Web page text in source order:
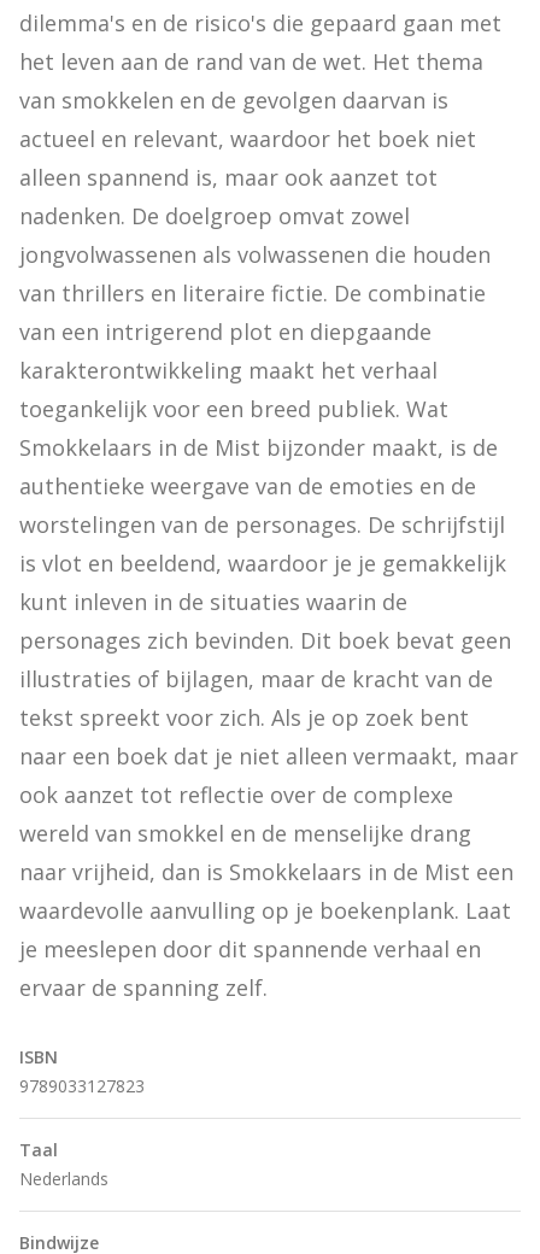
dilemma's en de risico's die gepaard gaan met
het leven aan de rand van de wet. Het thema
van smokkelen en de gevolgen daarvan is
actueel en relevant, waardoor het boek niet
alleen spannend is, maar ook aanzet tot
nadenken. De doelgroep omvat zowel
jongvolwassenen als volwassenen die houden
van thrillers en literaire fictie. De combinatie
van een intrigerend plot en diepgaande
karakterontwikkeling maakt het verhaal
toegankelijk voor een breed publiek. Wat
Smokkelaars in de Mist bijzonder maakt, is de
authentieke weergave van de emoties en de
worstelingen van de personages. De schrijfstijl
is vlot en beeldend, waardoor je je gemakkelijk
kunt inleven in de situaties waarin de
personages zich bevinden. Dit boek bevat geen
illustraties of bijlagen, maar de kracht van de
tekst spreekt voor zich. Als je op zoek bent
naar een boek dat je niet alleen vermaakt, maar
ook aanzet tot reflectie over de complexe
wereld van smokkel en de menselijke drang
naar vrijheid, dan is Smokkelaars in de Mist een
waardevolle aanvulling op je boekenplank. Laat
je meeslepen door dit spannende verhaal en
ervaar de spanning zelf.
ISBN
9789033127823
Taal
Nederlands
Bindwijze